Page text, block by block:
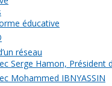
éducative
réseau
Serge Hamon, Président
Mohammed IBNYASSIN